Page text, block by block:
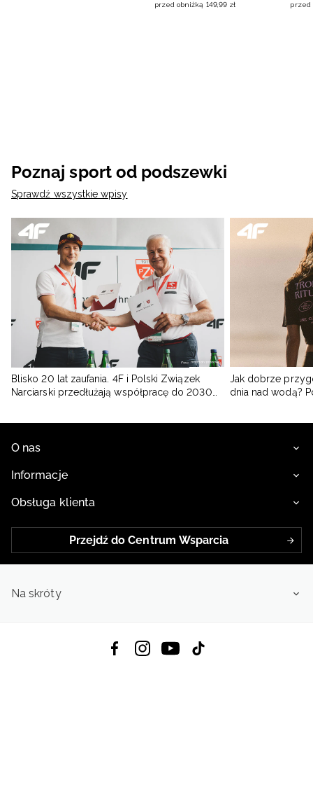
przed obniżką 149,99 zł
przed
Poznaj sport od podszewki
Sprawdź wszystkie wpisy
Blisko 20 lat zaufania. 4F i Polski Związek
Narciarski przedłużają współpracę do 2030
Jak dobrze
dnia nad wodą?
O nas
Informacje
Obsługa klienta
Przejdź do Centrum Wsparcia
Na skróty